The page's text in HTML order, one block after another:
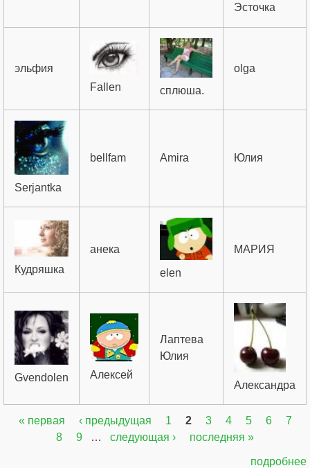
Эсточка
эльфия
Fallen
сплюша.
olga
Serjantka
bellfam Amira Юлия
Кудряшка
анека
elen
МАРИЯ
Gvendolen Алексей
Лаптева
Юлия
Александра
Страницы
« первая ‹ предыдущая 1 2 3 4 5 6
7
8
9 … следующая › последняя »
подробнее